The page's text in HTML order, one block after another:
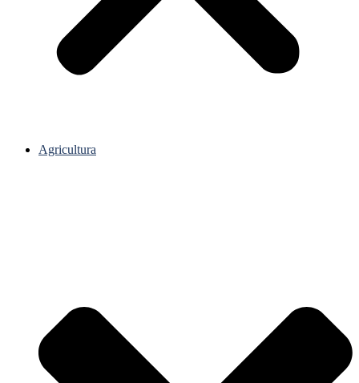
Agricultura